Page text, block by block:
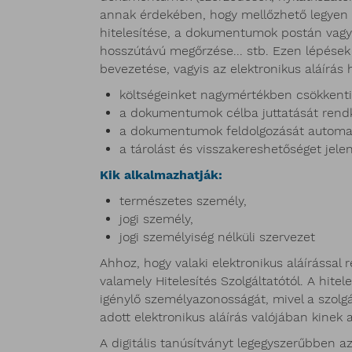
annak érdekében, hogy mellőzhető
hitelesítése, a dokumentumok postán
hosszútávú megőrzése... stb. Ezen
bevezetése, vagyis az elektronikus aláírás
költségeinket nagymértékben
a dokumentumok célba juttatását
a dokumentumok feldolgozását
a tárolást és visszakereshetőséget
Kik alkalmazhatják:
természetes személy,
jogi személy,
jogi személyiség nélküli szervezet
Ahhoz, hogy valaki elektronikus
valamely Hitelesítés Szolgáltatótól. A
igénylő személyazonosságát, mivel a
adott elektronikus aláírás valójában kinek
A digitális tanúsítványt legegyszerűbben